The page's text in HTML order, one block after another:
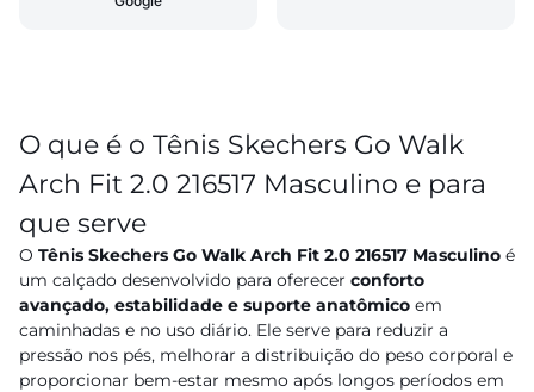
O que é o Tênis Skechers Go Walk
Arch Fit 2.0 216517 Masculino e para
que serve
O Tênis Skechers Go Walk Arch Fit 2.0 216517 Masculino é
um calçado desenvolvido para oferecer conforto
avançado, estabilidade e suporte anatômico em
caminhadas e no uso diário. Ele serve para reduzir a
pressão nos pés, melhorar a distribuição do peso corporal e
proporcionar bem-estar mesmo após longos períodos em